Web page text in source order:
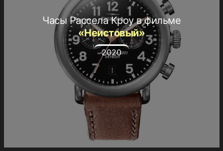
Часы Рассела Кроу в фильме
«Неистовый»
2020